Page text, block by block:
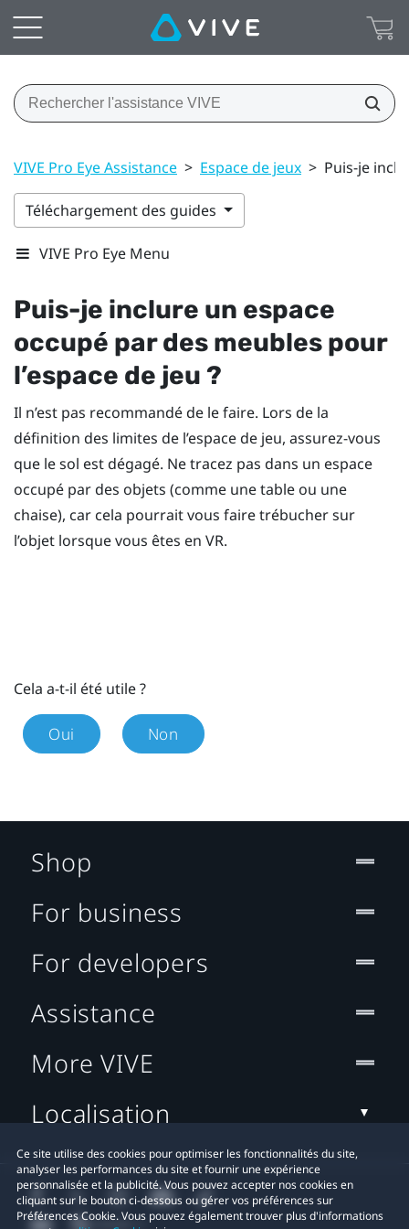
VIVE Pro Eye Assistance > Espace de jeux > Puis-je
Téléchargement des guides
VIVE Pro Eye Menu
Puis-je inclure un espace
occupé par des meubles pour
l’espace de jeu ?
Il n’est pas recommandé de le faire. Lors de la
définition des limites de l’espace de jeu, assurez-vous
que le sol est dégagé. Ne tracez pas dans un espace
occupé par des objets (comme une table ou une
chaise), car cela pourrait vous faire trébucher sur
l’objet lorsque vous êtes en VR.
Cela a-t-il été utile ?
Oui Non
Ce site utilise des cookies pour optimiser les fonctionnalités du site,
analyser les performances du site et fournir une expérience
personnalisée et la publicité. Vous pouvez accepter nos cookies en
cliquant sur le bouton ci-dessous ou gérer vos préférences sur
Préférences Cookie. Vous pouvez également trouver plus d'informations
Shop
For business
For developers
Assistance
More VIVE
Localisation